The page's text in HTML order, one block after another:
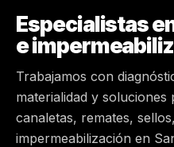
MAIPÚ
PEÑALOLÉN
HUECHURABA
Especialistas
e
Trabajamos con
materialidad y soluciones
canaletas, remates,
impermeabilización en